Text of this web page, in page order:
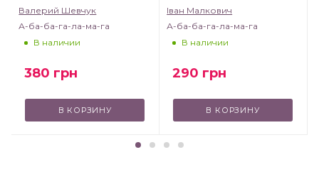
Валерий Шевчук
А-ба-ба-га-ла-ма-га
В наличии
380 грн
В КОРЗИНУ
Іван Малкович
А-ба-ба-га-ла-ма-га
В наличии
290 грн
В КОРЗИНУ